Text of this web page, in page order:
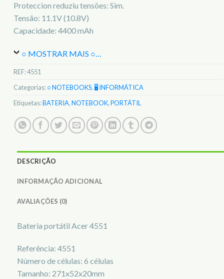
Proteccion reduziu tensões: Sim.
Tensão: 11.1V (10.8V)
Capacidade: 4400 mAh
○ MOSTRAR MAIS ○…
REF:4551
Categorias:○ NOTEBOOKS, 🖥️ INFORMÁTICA
Etiquetas:BATERIA,NOTEBOOK,PORTÁTIL
DESCRIÇÃO
INFORMAÇÃO ADICIONAL
AVALIAÇÕES (0)
Bateria portátil Acer 4551
Referência: 4551
Número de células: 6 células
Tamanho: 271x52x20mm